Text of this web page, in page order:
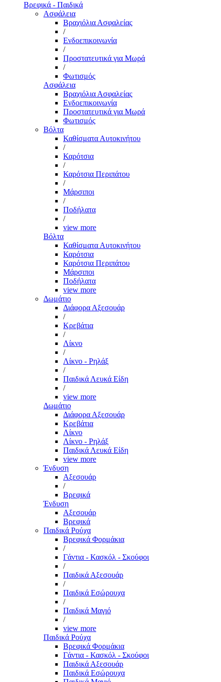
Βρεφικά - Παιδικά
Ασφάλεια
Βραχιόλια Ασφαλείας
/
Ενδοεπικοινωνία
/
Προστατευτικά για Μωρά
/
Φωτισμός
Ασφάλεια
Βραχιόλια Ασφαλείας
Ενδοεπικοινωνία
Προστατευτικά για Μωρά
Φωτισμός
Βόλτα
Καθίσματα Αυτοκινήτου
/
Καρότσια
/
Καρότσια Περιπάτου
/
Μάρσιποι
/
Ποδήλατα
/
view more
Βόλτα
Καθίσματα Αυτοκινήτου
Καρότσια
Καρότσια Περιπάτου
Μάρσιποι
Ποδήλατα
view more
Δωμάτιο
Διάφορα Αξεσουάρ
/
Κρεβάτια
/
Λίκνο
/
Λίκνο - Ρηλάξ
/
Παιδικά Λευκά Είδη
/
view more
Δωμάτιο
Διάφορα Αξεσουάρ
Κρεβάτια
Λίκνο
Λίκνο - Ρηλάξ
Παιδικά Λευκά Είδη
view more
Ένδυση
Αξεσουάρ
/
Βρεφικά
Ένδυση
Αξεσουάρ
Βρεφικά
Παιδικά Ρούχα
Βρεφικά Φορμάκια
/
Γάντια - Κασκόλ - Σκούφοι
/
Παιδικά Αξεσουάρ
/
Παιδικά Εσώρουχα
/
Παιδικά Μαγιό
/
view more
Παιδικά Ρούχα
Βρεφικά Φορμάκια
Γάντια - Κασκόλ - Σκούφοι
Παιδικά Αξεσουάρ
Παιδικά Εσώρουχα